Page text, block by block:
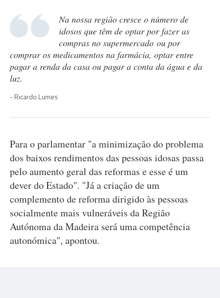
Na nossa região cresce o número de
idosos que têm de optar por fazer as
compras no supermercado ou por
comprar os medicamentos na farmácia, optar entre
pagar a renda da casa ou pagar a conta da água e da
luz.
Ricardo Lumes
Para o parlamentar "a minimização do problema
dos baixos rendimentos das pessoas idosas passa
pelo aumento geral das reformas e esse é um
dever do Estado". "Já a criação de um
complemento de reforma dirigido às pessoas
socialmente mais vulneráveis da Região
Autónoma da Madeira será uma competência
autonómica", apontou.